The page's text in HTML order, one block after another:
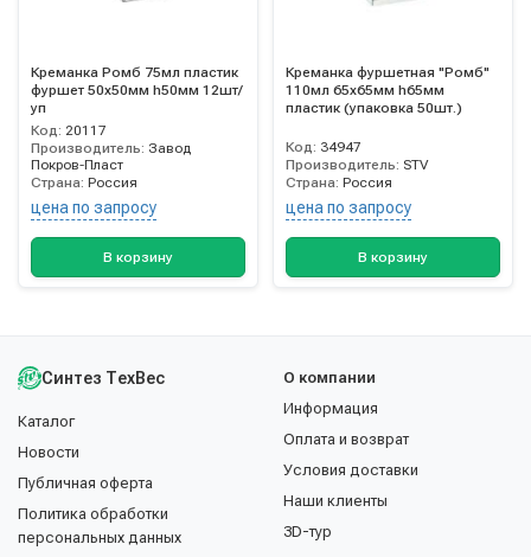
Креманка Ромб 75мл пластик
фуршет 50х50мм h50мм 12шт/
уп
Код: 20117
Производитель: Завод
Покров-Пласт
Страна: Россия
цена по запросу
В корзину
Креманка фуршетная "Ромб"
110мл 65х65мм h65мм
пластик (упаковка 50шт.)
Код: 34947
Производитель: STV
Страна: Россия
цена по запросу
В корзину
Синтез ТехВес
Каталог
Новости
Публичная оферта
Политика обработки
персональных данных
О компании
Информация
Оплата и возврат
Условия доставки
Наши клиенты
3D-тур